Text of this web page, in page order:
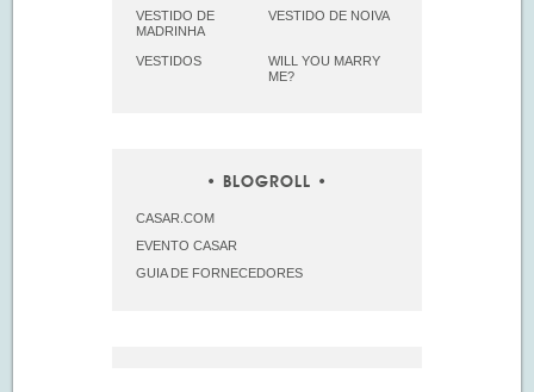
VESTIDO DE
MADRINHA
VESTIDO DE NOIVA
VESTIDOS
WILL YOU MARRY
ME?
BLOGROLL
CASAR.COM
EVENTO CASAR
GUIA DE FORNECEDORES